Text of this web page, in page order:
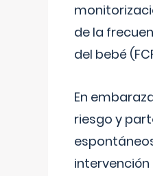
de la
del bebé
En
riesgo y
intervención